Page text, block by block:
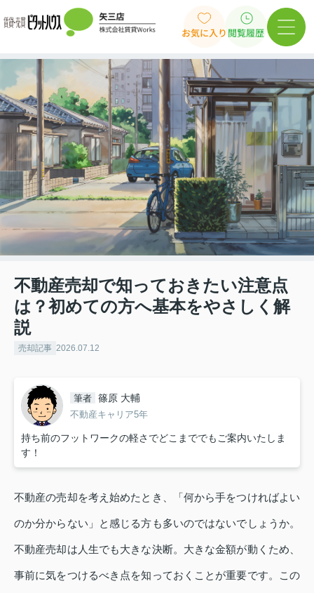
お気に入り 閲覧履歴
不動産売却で知っておきたい注意点
は？初めての方へ基本をやさしく解
説
売却記事 2026.07.12
筆者 篠原 大輔
不動産キャリア5年
持ち前のフットワークの軽さでどこまででもご案内いたしま
す！
不動産の売却を考え始めたとき、「何から手をつければよい
のか分からない」と感じる方も多いのではないでしょうか。
不動産売却は人生でも大きな決断。大きな金額が動くため、
事前に気をつけるべき点を知っておくことが重要です。この